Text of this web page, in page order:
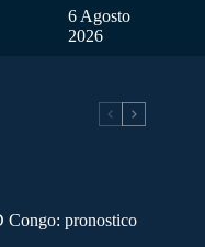
6 Agosto
2026
pronostico